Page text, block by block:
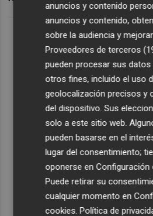
anuncios y contenido
anuncios y contenido,
sobre la audiencia y
Proveedores de terceros
pueden procesar sus
otros fines, incluido el uso
geolocalización precisos y
del dispositivo. Sus
solo a este sitio web.
pueden basarse en el
lugar del consentimiento;
oponerse enConfiguración
Puede retirar su
cualquier momento en
cookies .Política de